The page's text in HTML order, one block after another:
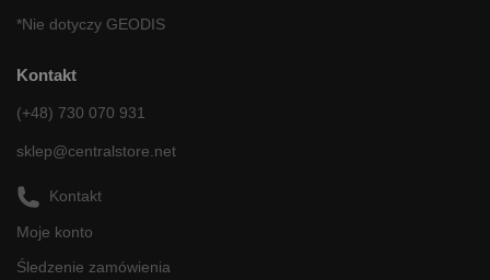
*Nie dotyczy GEODIS
Kontakt
(+48) 730 070 931
sklep@centralstore.net
Kontakt
Moje konto
Śledzenie zamówienia